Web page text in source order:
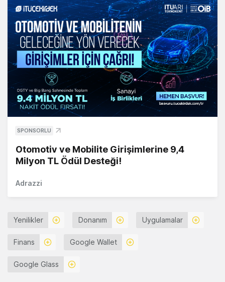
SPONSORLU
Otomotiv ve Mobilite Girişimlerine 9,4
Milyon TL Ödül Desteği!
Adrazzi
Yenilikler Donanım Uygulamalar
Finans Google Wallet
Google Glass